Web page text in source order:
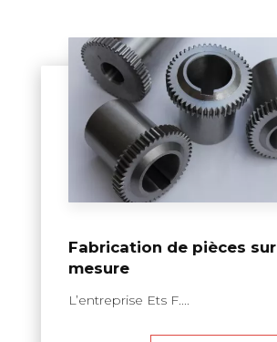
Fabrication de pièces sur
mesure
L’entreprise Ets F....